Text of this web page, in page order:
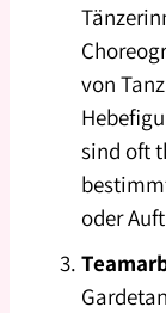
von
sind oft
oder